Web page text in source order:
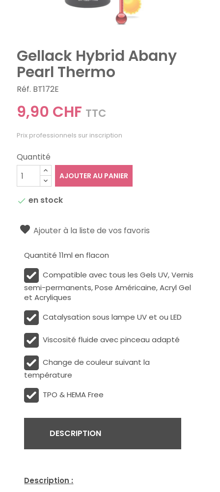
Gellack Hybrid Abany
Pearl Thermo
Réf. BT172E
9,90 CHF TTC
Prix professionnels sur inscription
Quantité
AJOUTER AU PANIER
 en stock
Ajouter à la liste de vos favoris
Quantité 11ml en flacon
Compatible avec tous les Gels UV, Vernis
semi-permanents, Pose Américaine, Acryl Gel
et Acryliques
Catalysation sous lampe UV et ou LED
Viscosité fluide avec pinceau adapté
Change de couleur suivant la
température
TPO & HEMA Free
DESCRIPTION
Description :